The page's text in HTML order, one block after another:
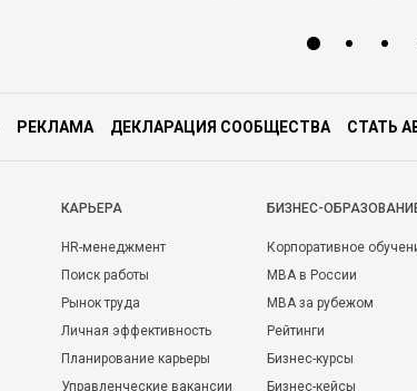
РЕКЛАМА ДЕКЛАРАЦИЯ СООБЩЕСТВА СТАТЬ
КАРЬЕРА
HR-менеджмент
Поиск работы
Рынок труда
Личная эффективность
Планирование карьеры
Управленческие вакансии
БИЗНЕС-
Корпоративное
MBA в России
MBA за рубежом
Рейтинги
Бизнес-курсы
Бизнес-кейсы